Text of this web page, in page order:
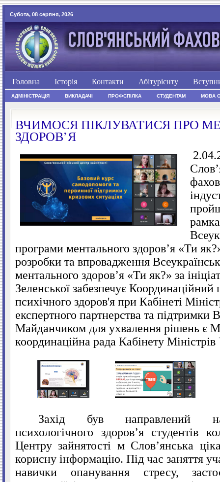
Субота, 08 серпня, 2026
Головна Історія Контакти Абітурієнту
АДМІНІСТРАЦІЯ ВИКЛАДАЧІ ПРОФСПІЛКА СТУДЕНТАМ МОВА
ВЧИМОСЯ ПІКЛУВАТИСЯ ПРО
ЗДОРОВ’Я
програми ментального здоров’я «Ти
розробки та впровадження
ментального здоров’я «Ти як?» за
Зеленської забезпечує Координаційний
психічного здоров'я при Кабінеті
експертного партнерства та підтримки
Майданчиком для ухвалення рішень є
координаційна рада Кабінету
Захід був направлений
психологічного здоров’я студентів
Центру зайнятості м Слов’янська
корисну інформацію. Під час заняття
навички опанування стресу,